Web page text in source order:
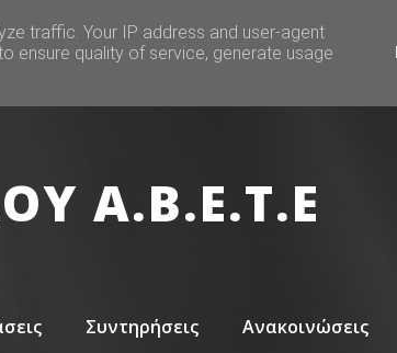
Α.Β.Ε.Τ.Ε
Συντηρήσεις Ανακοινώσεις
traffic. Your IP address and user-agent
ensure quality of service, generate usage